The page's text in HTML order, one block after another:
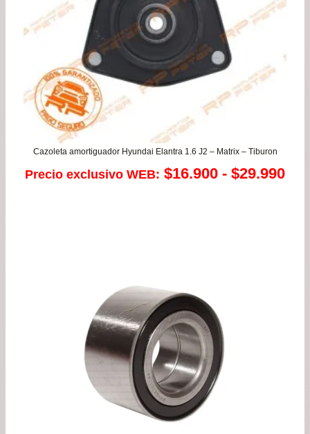
Cazoleta amortiguador Hyundai Elantra 1.6 J2 – Matrix – Tiburon
Precio exclusivo WEB: $16.900 - $29.990